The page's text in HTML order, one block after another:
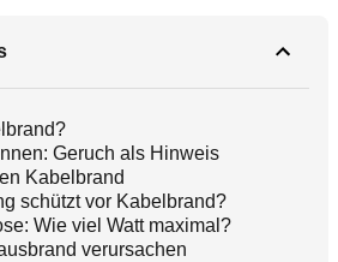
Geruch als Hinweis
Kabelbrand
schützt vor Kabelbrand?
Wie viel Watt maximal?
verursachen